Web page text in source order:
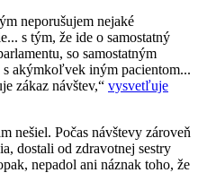
neporušujem nejaké
s tým, že ide o samostatný
so samostatným
akýmkoľvek iným pacientom...
zákaz návštev,“ vysvetľuje
nešiel. Počas návštevy zároveň
dostali od zdravotnej sestry
nepadol ani náznak toho, že